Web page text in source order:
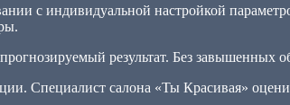
с индивидуальной настройкой
результат. Без завышенных
Специалист салона «Ты Красивая»